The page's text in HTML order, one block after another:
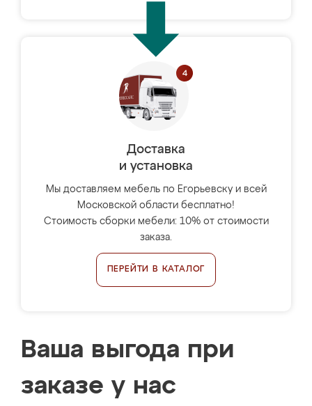
Доставка
и установка
Мы доставляем мебель по Егорьевску и всей
Московской области бесплатно!
Стоимость сборки мебели: 10% от стоимости
заказа.
ПЕРЕЙТИ В КАТАЛОГ
Ваша выгода при
заказе у нас